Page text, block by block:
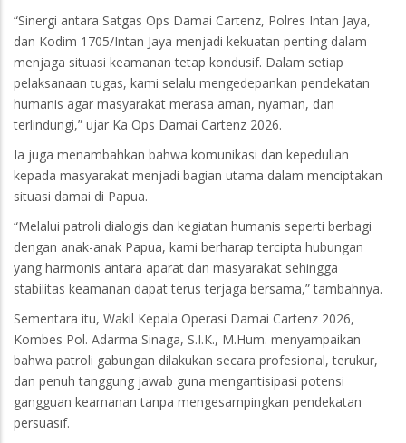
“Sinergi antara Satgas Ops Damai Cartenz, Polres Intan Jaya,
dan Kodim 1705/Intan Jaya menjadi kekuatan penting dalam
menjaga situasi keamanan tetap kondusif. Dalam setiap
pelaksanaan tugas, kami selalu mengedepankan pendekatan
humanis agar masyarakat merasa aman, nyaman, dan
terlindungi,” ujar Ka Ops Damai Cartenz 2026.
Ia juga menambahkan bahwa komunikasi dan kepedulian
kepada masyarakat menjadi bagian utama dalam menciptakan
situasi damai di Papua.
“Melalui patroli dialogis dan kegiatan humanis seperti berbagi
dengan anak-anak Papua, kami berharap tercipta hubungan
yang harmonis antara aparat dan masyarakat sehingga
stabilitas keamanan dapat terus terjaga bersama,” tambahnya.
Sementara itu, Wakil Kepala Operasi Damai Cartenz 2026,
Kombes Pol. Adarma Sinaga, S.I.K., M.Hum. menyampaikan
bahwa patroli gabungan dilakukan secara profesional, terukur,
dan penuh tanggung jawab guna mengantisipasi potensi
gangguan keamanan tanpa mengesampingkan pendekatan
persuasif.